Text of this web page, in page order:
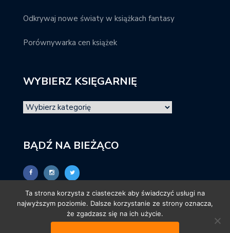
Odkrywaj nowe światy w książkach fantasy
Porównywarka cen książek
WYBIERZ KSIĘGARNIĘ
BĄDŹ NA BIEŻĄCO
Ta strona korzysta z ciasteczek aby świadczyć usługi na
najwyższym poziomie. Dalsze korzystanie ze strony oznacza,
że zgadzasz się na ich użycie.